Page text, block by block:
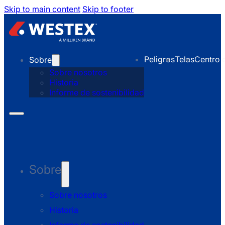
Skip to main content Skip to footer
Sobre
Sobre nosotros
Historia
Informe de sostenibilidad
PeligrosTelasCentro
Sobre
Sobre nosotros
Historia